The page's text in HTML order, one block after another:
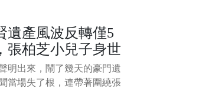
眼便離世， 1/4 死狀公寓相
慘慘死於樓梯間。 發後一度
者高度敏感器官遭割除離奇
，欠社會；然而法醫
遺產風波反轉僅5
張柏芝小兒子身世
，是我們誤會了
明出來，鬧了幾天的豪門遺
當場失了根，連帶著圍繞張